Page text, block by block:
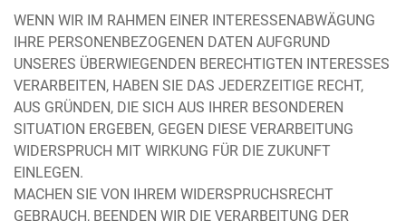
WENN WIR IM RAHMEN EINER INTERESSENABWÄGUNG
IHRE PERSONENBEZOGENEN DATEN AUFGRUND
UNSERES ÜBERWIEGENDEN BERECHTIGTEN INTERESSES
VERARBEITEN, HABEN SIE DAS JEDERZEITIGE RECHT,
AUS GRÜNDEN, DIE SICH AUS IHRER BESONDEREN
SITUATION ERGEBEN, GEGEN DIESE VERARBEITUNG
WIDERSPRUCH MIT WIRKUNG FÜR DIE ZUKUNFT
EINLEGEN.
MACHEN SIE VON IHREM WIDERSPRUCHSRECHT
GEBRAUCH, BEENDEN WIR DIE VERARBEITUNG DER